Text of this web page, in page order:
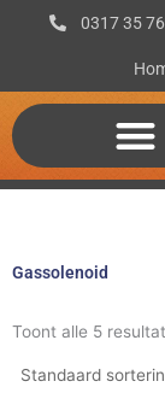
inhoud
0317 35
Gassolenoid
Toont alle 5